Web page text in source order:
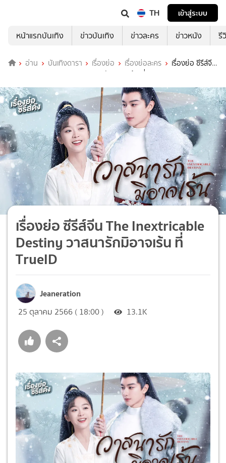
TH
เข้าสู่ระบบ
หน้าแรกบันเทิง
ข่าวบันเทิง ข่าวละคร ข่าวหนัง รี
อ่าน บันเทิงดารา เรื่องย่อ เรื่องย่อละคร
เรื่องย่อ ซีรีส์จีน
The Inextricable Destiny วาสนารักมิอาจเร้น ที่ TrueID
เรื่องย่อ ซีรีส์จีน The Inextricable
Destiny วาสนารักมิอาจเร้น ที่
TrueID
Jeaneration
25 ตุลาคม 2566 ( 18:00 ) 13.1K